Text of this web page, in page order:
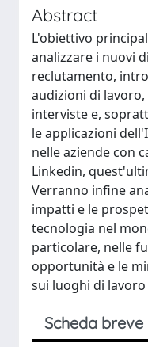
Abstract
L'obiettivo
analizzare i nuovi
reclutamento,
audizioni di
interviste e,
le applicazioni
nelle aziende con
Linkedin,
Verranno infine
impatti e le
tecnologia nel
particolare, nelle
opportunità e le
sui luoghi di
Scheda breve